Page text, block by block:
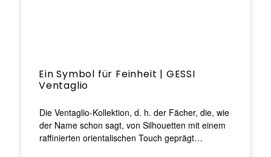
Ein Symbol für Feinheit | GESSI
Ventaglio
Die Ventaglio-Kollektion, d. h. der Fächer, die, wie
der Name schon sagt, von Silhouetten mit einem
raffinierten orientalischen Touch geprägt…